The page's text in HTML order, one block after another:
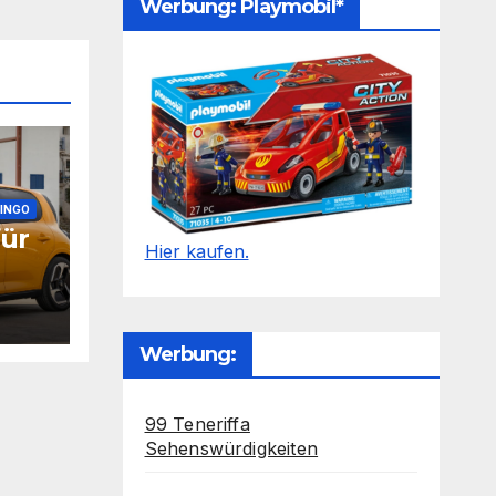
Werbung: Playmobil*
Hier kaufen.
Werbung:
99 Teneriffa
Sehenswürdigkeiten